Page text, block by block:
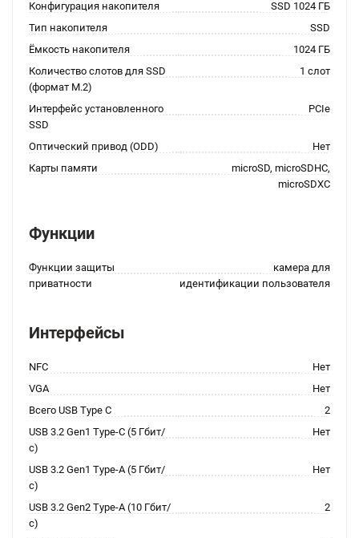
Конфигурация накопителя
SSD 1024 ГБ
Тип накопителя
SSD
Ёмкость накопителя
1024 ГБ
Количество слотов для SSD
(формат M.2)
1 слот
Интерфейс установленного
SSD
PCIe
Оптический привод (ODD)
Нет
Карты памяти
microSD, microSDHC,
microSDXC
Функции
Функции защиты
приватности
камера для
идентификации пользователя
Интерфейсы
NFC
Нет
VGA
Нет
Всего USB Type C
2
USB 3.2 Gen1 Type-C (5 Гбит/
с)
Нет
USB 3.2 Gen1 Type-A (5 Гбит/
с)
Нет
USB 3.2 Gen2 Type-A (10 Гбит/
с)
2